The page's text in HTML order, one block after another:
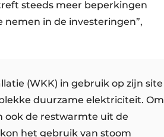
steeds meer beperkingen
in de investeringen”,
(WKK) in gebruik op zijn site
duurzame elektriciteit. Om
ook de restwarmte uit de
het gebruik van stoom